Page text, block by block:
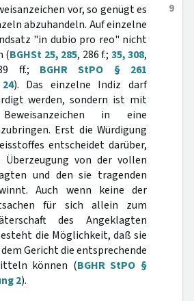
9
vor, so genügt es
abzuhandeln. Auf einzelne
"in dubio pro reo" nicht
(BGHSt 25, 285, 286 f.; 35, 308,
ff.; BGHR StPO § 261
). Das einzelne Indiz darf
werden, sondern ist mit
in eine
Erst die Würdigung
entscheidet darüber,
von der vollen
und den sie tragenden
Auch wenn keine der
für sich allein zum
des Angeklagten
die Möglichkeit, daß sie
Gericht die entsprechende
können (BGHR StPO §
2).